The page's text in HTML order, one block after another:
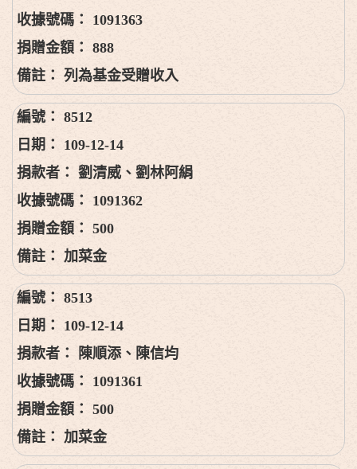
1091363
888
列為基金受贈收入
8512
109-12-14
劉清威、劉林阿絹
1091362
500
加菜金
8513
109-12-14
陳順添、陳信均
1091361
500
加菜金